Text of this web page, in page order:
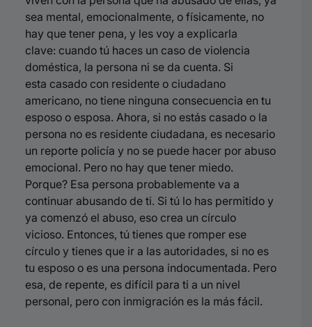
sea mental, emocionalmente, o físicamente, no
hay que tener pena, y les voy a explicarla
clave: cuando tú haces un caso de violencia
doméstica, la persona ni se da cuenta. Si
esta casado con residente o ciudadano
americano, no tiene ninguna consecuencia en tu
esposo o esposa. Ahora, si no estás casado o la
persona no es residente ciudadana, es necesario
un reporte policía y no se puede hacer por abuso
emocional. Pero no hay que tener miedo.
Porque? Esa persona probablemente va a
continuar abusando de ti. Si tú lo has permitido y
ya comenzó el abuso, eso crea un círculo
vicioso. Entonces, tú tienes que romper ese
círculo y tienes que ir a las autoridades, si no es
tu esposo o es una persona indocumentada. Pero
esa, de repente, es difícil para ti a un nivel
personal, pero con inmigración es la más fácil.